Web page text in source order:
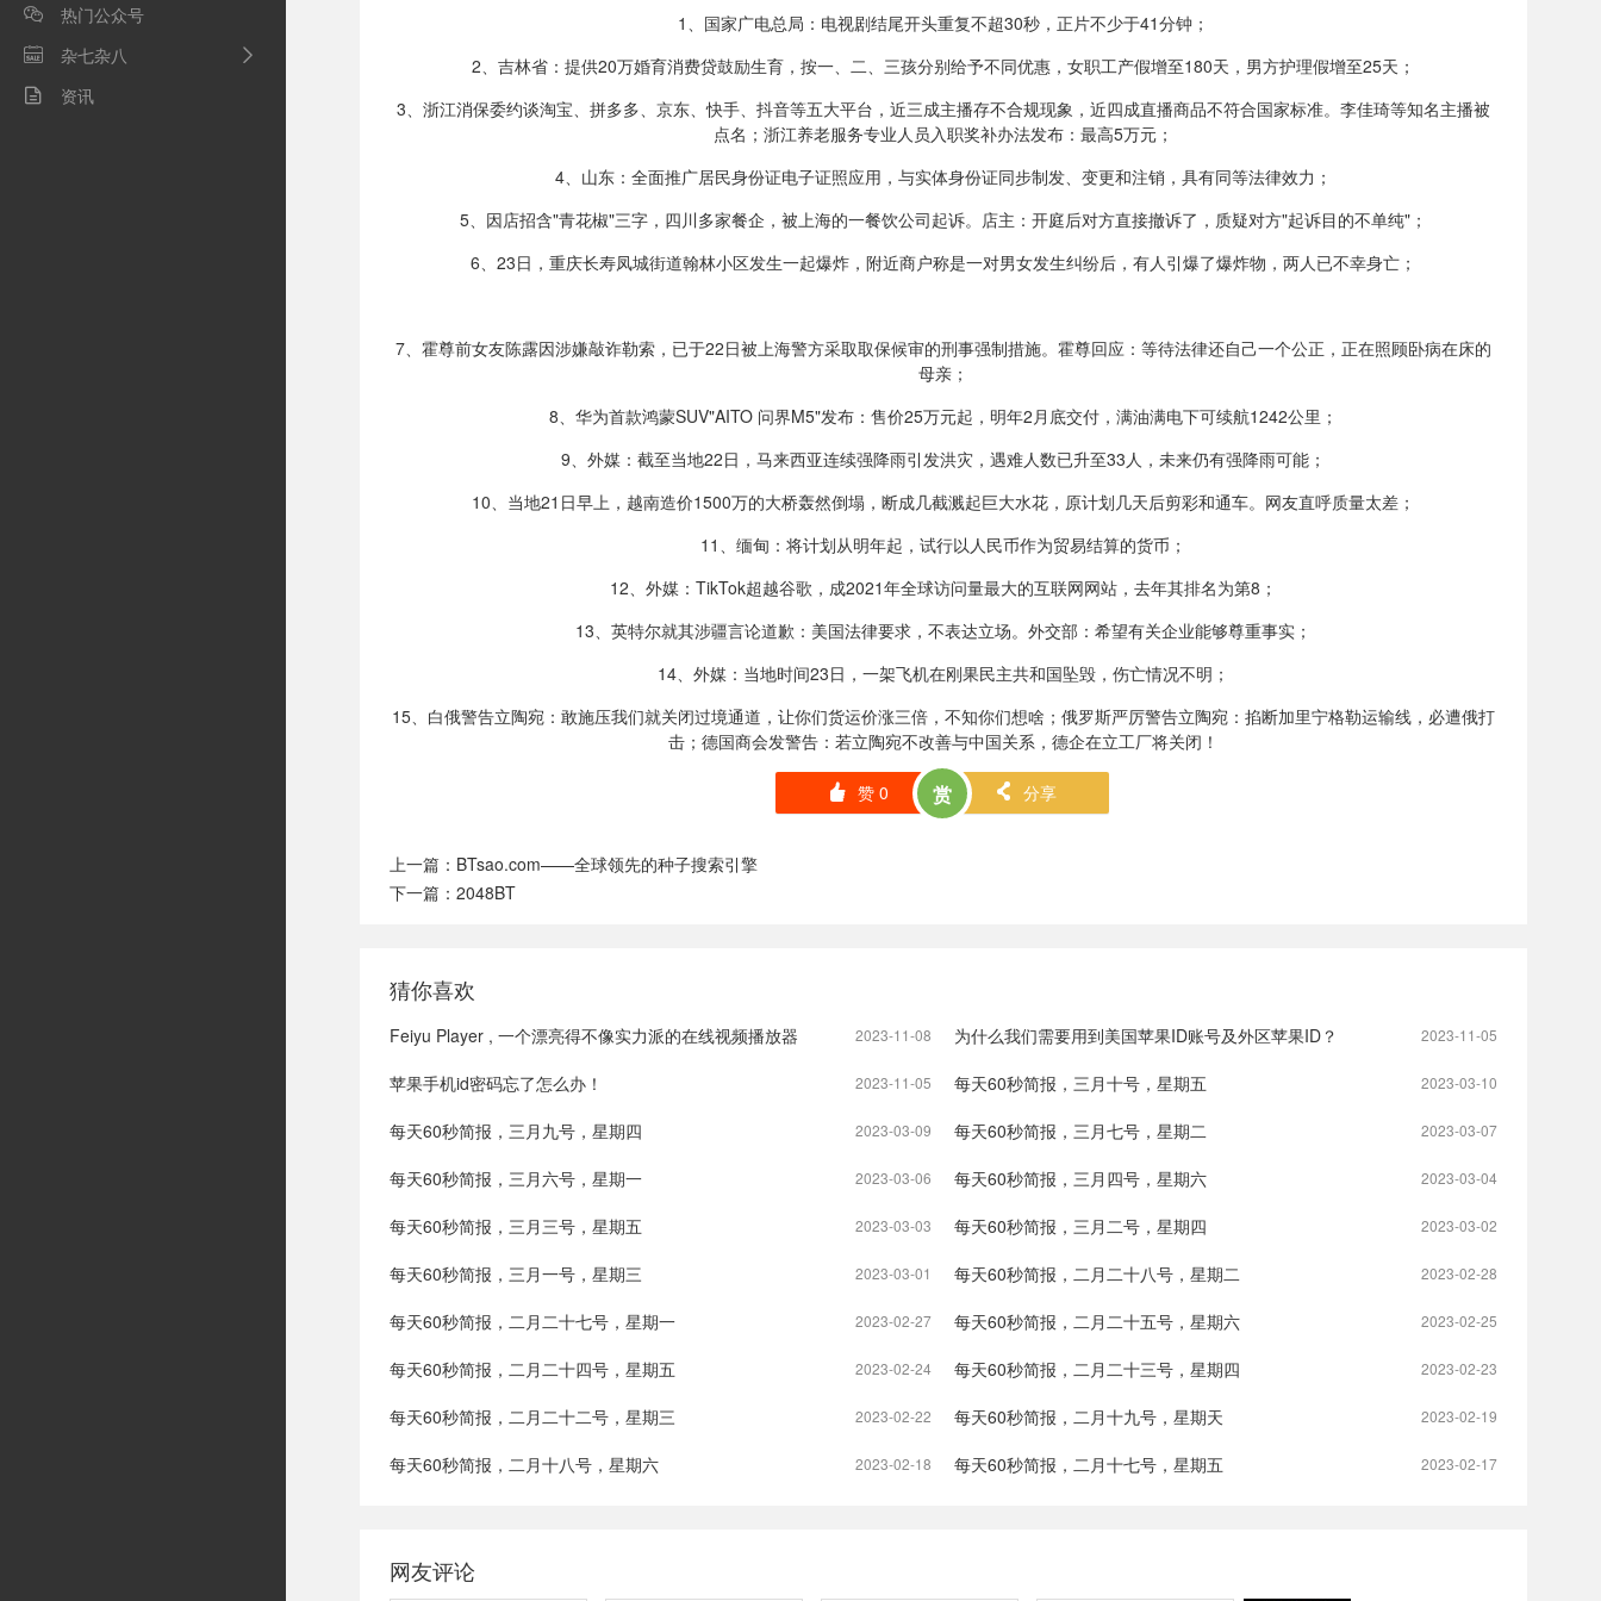
 热门公众号
 杂七杂八
 资讯
1、国家广电总局：电视剧结尾开头重复不超30秒，正片不少于41分钟；
2、吉林省：提供20万婚育消费贷鼓励生育，按一、二、三孩分别给予不同优惠，女职工产假增至180天，男方护理假增至25天；
3、浙江消保委约谈淘宝、拼多多、京东、快手、抖音等五大平台，近三成主播存不合规现象，近四成直播商品不符合国家标准。李佳琦等知名主播被
点名；浙江养老服务专业人员入职奖补办法发布：最高5万元；
4、山东：全面推广居民身份证电子证照应用，与实体身份证同步制发、变更和注销，具有同等法律效力；
5、因店招含"青花椒"三字，四川多家餐企，被上海的一餐饮公司起诉。店主：开庭后对方直接撤诉了，质疑对方"起诉目的不单纯"；
6、23日，重庆长寿凤城街道翰林小区发生一起爆炸，附近商户称是一对男女发生纠纷后，有人引爆了爆炸物，两人已不幸身亡；
7、霍尊前女友陈露因涉嫌敲诈勒索，已于22日被上海警方采取取保候审的刑事强制措施。霍尊回应：等待法律还自己一个公正，正在照顾卧病在床的
母亲；
8、华为首款鸿蒙SUV"AITO 问界M5"发布：售价25万元起，明年2月底交付，满油满电下可续航1242公里；
9、外媒：截至当地22日，马来西亚连续强降雨引发洪灾，遇难人数已升至33人，未来仍有强降雨可能；
10、当地21日早上，越南造价1500万的大桥轰然倒塌，断成几截溅起巨大水花，原计划几天后剪彩和通车。网友直呼质量太差；
11、缅甸：将计划从明年起，试行以人民币作为贸易结算的货币；
12、外媒：TikTok超越谷歌，成2021年全球访问量最大的互联网网站，去年其排名为第8；
13、英特尔就其涉疆言论道歉：美国法律要求，不表达立场。外交部：希望有关企业能够尊重事实；
14、外媒：当地时间23日，一架飞机在刚果民主共和国坠毁，伤亡情况不明；
15、白俄警告立陶宛：敢施压我们就关闭过境通道，让你们货运价涨三倍，不知你们想啥；俄罗斯严厉警告立陶宛：掐断加里宁格勒运输线，必遭俄打
击；德国商会发警告：若立陶宛不改善与中国关系，德企在立工厂将关闭！
󰄼 赞 0 赏 󰄯 分享
上一篇： BTsao.com——全球领先的种子搜索引擎
下一篇： 2048BT
猜你喜欢
2023-11-08
Feiyu Player , 一个漂亮得不像实力派的在线视频播放器 2023-11-05
为什么我们需要用到美国苹果ID账号及外区苹果ID？
2023-11-05
苹果手机id密码忘了怎么办！ 2023-03-10
每天60秒简报，三月十号，星期五
2023-03-09
每天60秒简报，三月九号，星期四 2023-03-07
每天60秒简报，三月七号，星期二
2023-03-06
每天60秒简报，三月六号，星期一 2023-03-04
每天60秒简报，三月四号，星期六
2023-03-03
每天60秒简报，三月三号，星期五 2023-03-02
每天60秒简报，三月二号，星期四
2023-03-01
每天60秒简报，三月一号，星期三 2023-02-28
每天60秒简报，二月二十八号，星期二
2023-02-27
每天60秒简报，二月二十七号，星期一 2023-02-25
每天60秒简报，二月二十五号，星期六
2023-02-24
每天60秒简报，二月二十四号，星期五 2023-02-23
每天60秒简报，二月二十三号，星期四
2023-02-22
每天60秒简报，二月二十二号，星期三 2023-02-19
每天60秒简报，二月十九号，星期天
2023-02-18
每天60秒简报，二月十八号，星期六 2023-02-17
每天60秒简报，二月十七号，星期五
网友评论